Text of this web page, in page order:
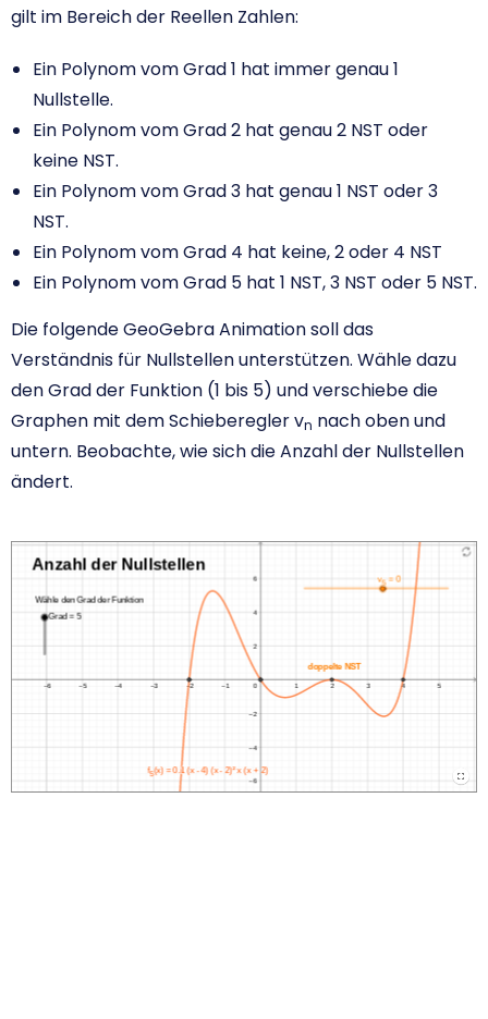
gilt im Bereich der Reellen Zahlen:
Ein Polynom vom Grad 1 hat immer genau 1
Nullstelle.
Ein Polynom vom Grad 2 hat genau 2 NST oder
keine NST.
Ein Polynom vom Grad 3 hat genau 1 NST oder 3
NST.
Ein Polynom vom Grad 4 hat keine, 2 oder 4 NST
Ein Polynom vom Grad 5 hat 1 NST, 3 NST oder 5 NST.
Die folgende GeoGebra Animation soll das
Verständnis für Nullstellen unterstützen. Wähle dazu
den Grad der Funktion (1 bis 5) und verschiebe die
Graphen mit dem Schieberegler vn nach oben und
untern. Beobachte, wie sich die Anzahl der Nullstellen
ändert.